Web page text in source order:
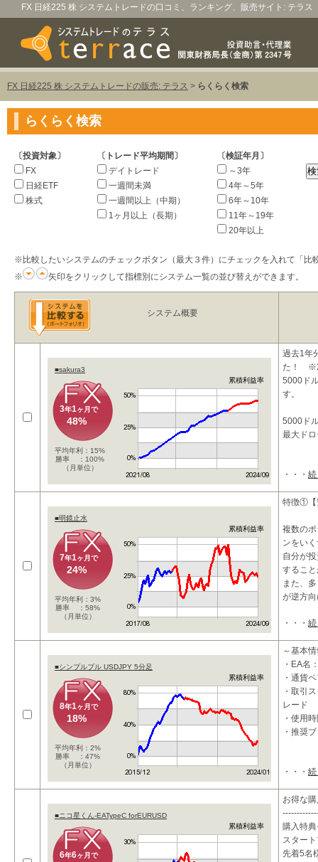
FX 日経225 株 システムトレードの口コミ、ランキング、販売サイト: テラス
FX 日経225 株 システムトレードの販売: テラス > らくらく検索
らくらく検索
〔投資対象〕
FX
日経ETF
株式
〔トレード平均期間〕
デイトレード
一週間未満
一週間以上（中期）
1ヶ月以上（長期）
〔検証年月〕
～3年
4年～5年
6年～10年
11年～19年
20年以上
※比較したいシステムのチェックボタン（最大３件）にチェックを入れて「比
※
矢印をクリックして指標別にシステム一覧の並び替えができます。
システム概要
■sakura3
累積利益率
3年1ヶ月で
48%
平均年利：15%
勝率 ：100%
（月単位）
過去1年
た！
5000ド
す。
5000ド
最大ド
・・・
■明鏡止水
累積利益率
7年1ヶ月で
24%
平均年利：3%
勝率 ：58%
（月単位）
特徴①【
複数の
ンをい
自分が
するこ
また、
が逆方
・・・
■シンプルプル USDJPY 5分足
累積利益率
8年1ヶ月で
18%
平均年利：2%
勝率 ：47%
（月単位）
～基本
・EA名
・通貨
・取引
レード
・使用
・推奨
～概要～
高収益
・・・
■ニコ星くん-EATypeC forEURUSD
累積利益率
6年6ヶ月で
お得な
購入特
スター
先着5名